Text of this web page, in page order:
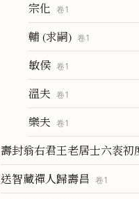
宗化 卷1
輔 (求嗣) 卷1
敏侯 卷1
溫夫 卷1
樂夫 卷1
壽封翁右君王老居士六袠初
送智藏禪人歸壽昌 卷1